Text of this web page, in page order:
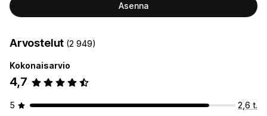
Asenna
Arvostelut (2 949)
Kokonaisarvio
4,7
5
2,6 t.